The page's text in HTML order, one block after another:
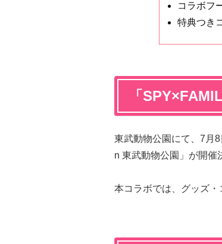
コラボフ
特典つき
「
東武動物公園にて、7月
n 東武動物公園」が開催
本コラボでは、グッズ・